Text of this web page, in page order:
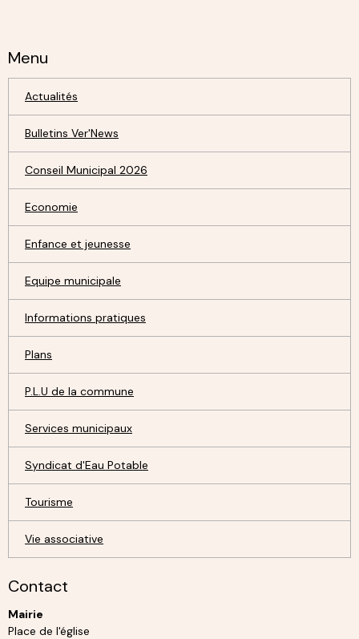
Menu
Actualités
Bulletins Ver'News
Conseil Municipal 2026
Economie
Enfance et jeunesse
Equipe municipale
Informations pratiques
Plans
P.L.U de la commune
Services municipaux
Syndicat d'Eau Potable
Tourisme
Vie associative
Contact
Mairie
Place de l'église